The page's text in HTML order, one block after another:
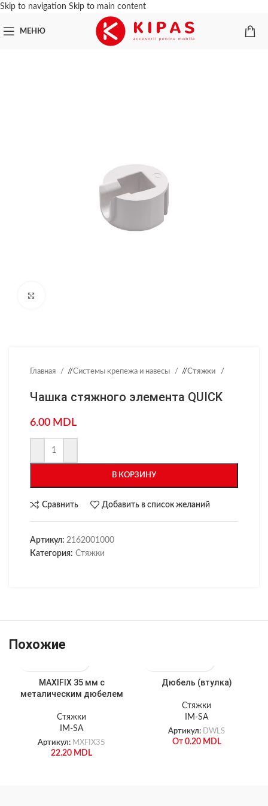
Skip to navigation Skip to main content
МЕНЮ
Главная / Системы крепежа и навесы / Стяжки
Чашка стяжного элемента QUICK
6.00 MDL
В КОРЗИНУ
Сравнить Добавить в список желаний
Артикул: 2162001000
Категория: Стяжки
Похожие
MAXIFIX 35 мм с
металическим дюбелем
Стяжки
IM-SA
Артикул: MXFIX35
22.20 MDL
Дюбель (втулка)
Стяжки
IM-SA
Артикул: DWLS
От 0.20 MDL